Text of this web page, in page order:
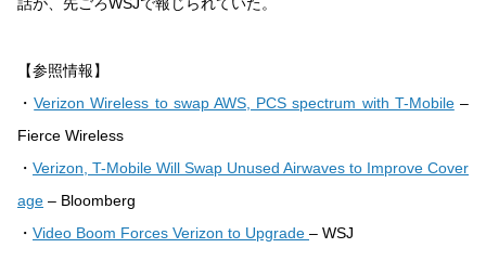
話が、先ごろWSJで報じられていた。
【参照情報】
・Verizon Wireless to swap AWS, PCS spectrum with T-Mobile–
Fierce Wireless
・ Verizon, T-Mobile Will Swap Unused Airwaves to Improve Cover
age – Bloomberg
・ Video Boom Forces Verizon to Upgrade – WSJ